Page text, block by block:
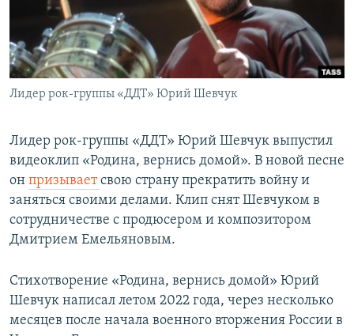
Лидер рок-группы «ДДТ» Юрий Шевчук
Лидер рок-группы «ДДТ» Юрий Шевчук выпустил
видеоклип «Родина, вернись домой». В новой песне
он призываетсвою страну прекратить войну и
заняться своими делами. Клип снят Шевчуком в
сотрудничестве с продюсером и композитором
Дмитрием Емельяновым.
Стихотворение «Родина, вернись домой» Юрий
Шевчук написал летом 2022 года, через несколько
месяцев после начала военного вторжения России в